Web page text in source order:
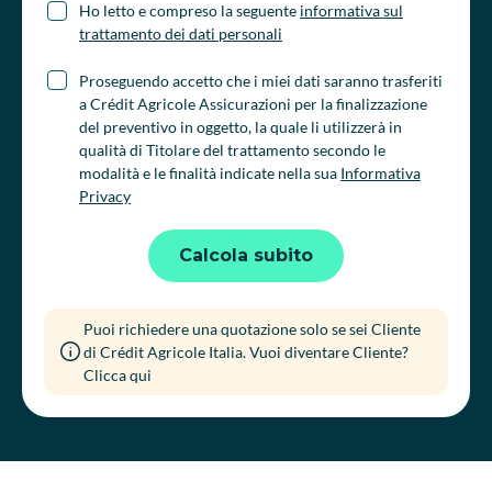
Ho letto e compreso la seguente informativa sul
trattamento dei dati personali
Proseguendo accetto che i miei dati saranno trasferiti
a Crédit Agricole Assicurazioni per la finalizzazione
del preventivo in oggetto, la quale li utilizzerà in
qualità di Titolare del trattamento secondo le
modalità e le finalità indicate nella sua Informativa
Privacy
Calcola subito
Puoi richiedere una quotazione solo se sei Cliente
di Crédit Agricole Italia. Vuoi diventare Cliente?
Clicca qui